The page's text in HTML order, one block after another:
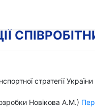
стратегії
Новікова А.М.)